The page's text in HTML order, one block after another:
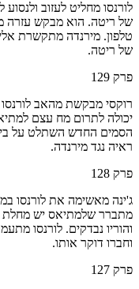
לורנסו מחליט לעזוב
של ריטה. הוא מבקש עזרה
טלפון. מירנדה מתקשרת
של ריטה.
פרק 129
רוקסי מבקשת מהאב
יכולה לתרום מח עצם
הסמים החדש השתלט על
ראיה נגד מירנדה.
פרק 128
ג'ינה מאשימה את לורנסו
מתברר שלמתיאס יש מחלת
והוריו נבדקים. לורנסו
וחברו דוקר אותו.
פרק 127